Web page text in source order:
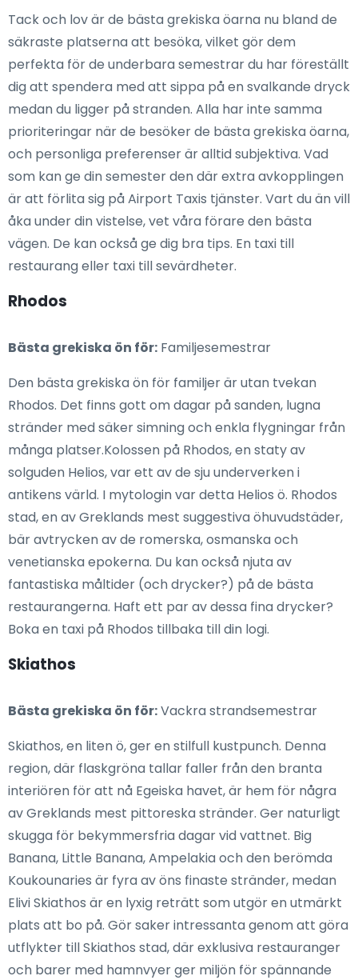
Tack och lov är de bästa grekiska öarna nu bland de
säkraste platserna att besöka, vilket gör dem
perfekta för de underbara semestrar du har föreställt
dig att spendera med att sippa på en svalkande dryck
medan du ligger på stranden. Alla har inte samma
prioriteringar när de besöker de bästa grekiska öarna,
och personliga preferenser är alltid subjektiva. Vad
som kan ge din semester den där extra avkopplingen
är att förlita sig på Airport Taxis tjänster. Vart du än vill
åka under din vistelse, vet våra förare den bästa
vägen. De kan också ge dig bra tips. En taxi till
restaurang eller taxi till sevärdheter.
Rhodos
Bästa grekiska ön för: Familjesemestrar
Den bästa grekiska ön för familjer är utan tvekan
Rhodos. Det finns gott om dagar på sanden, lugna
stränder med säker simning och enkla flygningar från
många platser.Kolossen på Rhodos, en staty av
solguden Helios, var ett av de sju underverken i
antikens värld. I mytologin var detta Helios ö. Rhodos
stad, en av Greklands mest suggestiva öhuvudstäder,
bär avtrycken av de romerska, osmanska och
venetianska epokerna. Du kan också njuta av
fantastiska måltider (och drycker?) på de bästa
restaurangerna. Haft ett par av dessa fina drycker?
Boka en taxi på Rhodos tillbaka till din logi.
Skiathos
Bästa grekiska ön för:Vackra strandsemestrar
Skiathos, en liten ö, ger en stilfull kustpunch. Denna
region, där flaskgröna tallar faller från den branta
interiören för att nå Egeiska havet, är hem för några
av Greklands mest pittoreska stränder. Ger naturligt
skugga för bekymmersfria dagar vid vattnet. Big
Banana, Little Banana, Ampelakia och den berömda
Koukounaries är fyra av öns finaste stränder, medan
Elivi Skiathos är en lyxig reträtt som utgör en utmärkt
plats att bo på. Gör saker intressanta genom att göra
utflykter till Skiathos stad, där exklusiva restauranger
och barer med hamnvyer ger miljön för spännande